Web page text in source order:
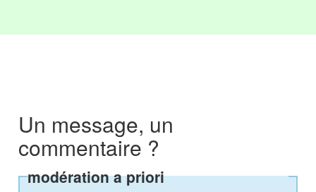
Un message, un
commentaire ?
modération a priori